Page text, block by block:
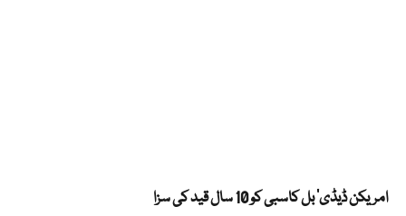
امریکن ڈیڈی‘ بل کاسبی کو 10 سال قید کی سزا